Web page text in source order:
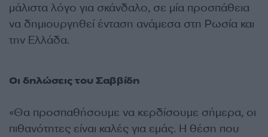
μάλιστα λόγο για σκάνδαλο, σε μία προσπάθεια
να δημιουργηθεί ένταση ανάμεσα στη Ρωσία και
την Ελλάδα.
Οι δηλώσεις του Σαββίδη
«Θα προσπαθήσουμε να κερδίσουμε σήμερα, οι
πιθανότητες είναι καλές για εμάς. Η θέση που